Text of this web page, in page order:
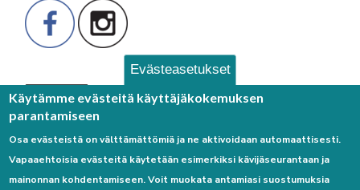
Palaute
Evästeasetukset
Käytämme evästeitä käyttäjäkokemuksen
parantamiseen
Osa evästeistä on välttämättömiä ja ne aktivoidaan automaattisesti.
Vapaaehtoisia evästeitä käytetään esimerkiksi kävijäseurantaan ja
mainonnan kohdentamiseen. Voit muokata antamiasi suostumuksia